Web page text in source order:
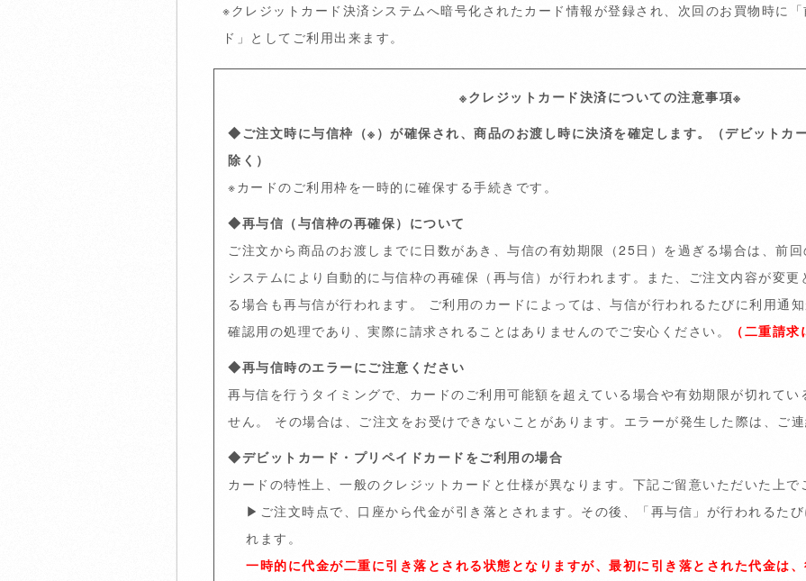
※クレジットカード決済システムへ暗号化されたカード情報が登録され、次回のお買物時に
ド」としてご利用出来ます。
※クレジットカード決済についての注意事項※
◆ご注文時に与信枠（※）が確保され、商品のお渡し時に決済を確定します。（デビットカ
除く）
※カードのご利用枠を一時的に確保する手続きです。
◆再与信（与信枠の再確保）について
ご注文から商品のお渡しまでに日数があき、与信の有効期限（25日）を過ぎる場合は、前回
システムにより自動的に与信枠の再確保（再与信）が行われます。また、ご注文内容が変更
る場合も再与信が行われます。 ご利用のカードによっては、与信が行われるたびに利用通知
確認用の処理であり、実際に請求されることはありませんのでご安心ください。
（二重請
◆再与信時のエラーにご注意ください
再与信を行うタイミングで、カードのご利用可能額を超えている場合や有効期限が切れてい
せん。 その場合は、ご注文をお受けできないことがあります。エラーが発生した際は、ご連
◆デビットカード・プリペイドカードをご利用の場合
カードの特性上、一般のクレジットカードと仕様が異なります。下記ご留意いただいた上で
▶ ご注文時点で、口座から代金が引き落とされます。その後、「再与信」が行われるた
れます。
一時的に代金が二重に引き落とされる状態となりますが、最初に引き落とされた代金は